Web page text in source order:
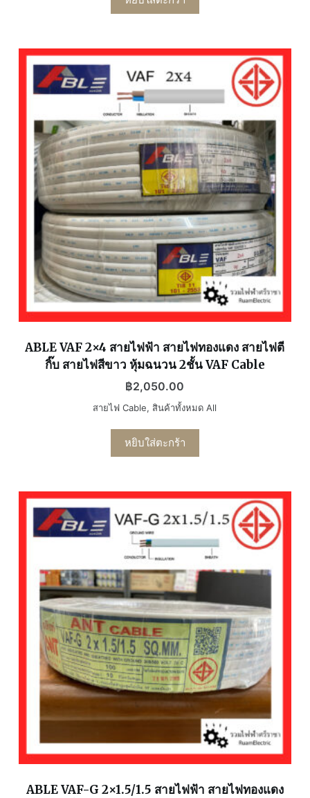
ABLE VAF 2×4 สายไฟฟ้า สายไฟทองแดง สายไฟตี
กิ๊บ สายไฟสีขาว หุ้มฉนวน 2ชั้น VAF Cable
฿2,050.00
สายไฟ Cable, สินค้าทั้งหมด All
หยิบใส่ตะกร้า
ABLE VAF-G 2×1.5/1.5 สายไฟฟ้า สายไฟทองแดง